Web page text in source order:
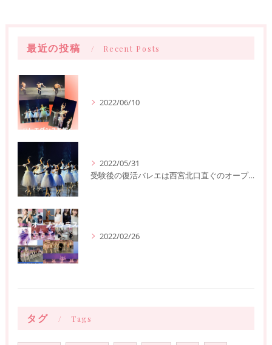
最近の投稿 Recent Posts
2022/06/10
2022/05/31
受験後の復活バレエは西宮北口直ぐのオープンクラスへ
2022/02/26
タグ Tags